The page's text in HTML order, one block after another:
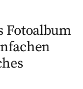
Fotoalbum